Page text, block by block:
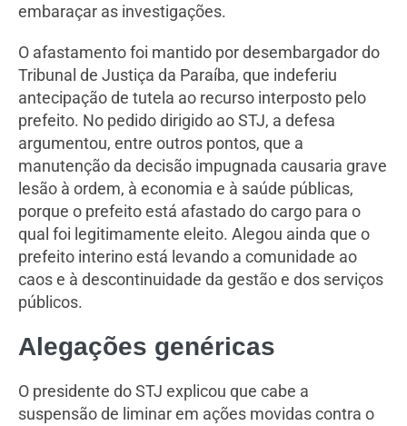
embaraçar as investigações.
O afastamento foi mantido por desembargador do
Tribunal de Justiça da Paraíba, que indeferiu
antecipação de tutela ao recurso interposto pelo
prefeito. No pedido dirigido ao STJ, a defesa
argumentou, entre outros pontos, que a
manutenção da decisão impugnada causaria grave
lesão à ordem, à economia e à saúde públicas,
porque o prefeito está afastado do cargo para o
qual foi legitimamente eleito. Alegou ainda que o
prefeito interino está levando a comunidade ao
caos e à descontinuidade da gestão e dos serviços
públicos.
Alegações gené​ricas
O presidente do STJ explicou que cabe a
suspensão de liminar em ações movidas contra o